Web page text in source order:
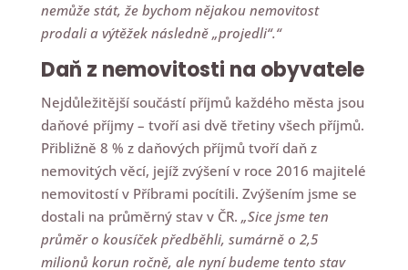
nemůže stát, že bychom nějakou nemovitost
prodali a výtěžek následně „projedli“.“
Daň z nemovitosti na obyvatele
Nejdůležitější součástí příjmů každého města jsou
daňové příjmy – tvoří asi dvě třetiny všech příjmů.
Přibližně 8 % z daňových příjmů tvoří daň z
nemovitých věcí, jejíž zvýšení v roce 2016 majitelé
nemovitostí v Příbrami pocítili. Zvýšením jsme se
dostali na průměrný stav v ČR. „Sice jsme ten
průměr o kousíček předběhli, sumárně o 2,5
milionů korun ročně, ale nyní budeme tento stav